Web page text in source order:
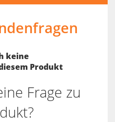
keine
Produkt
Frage zu